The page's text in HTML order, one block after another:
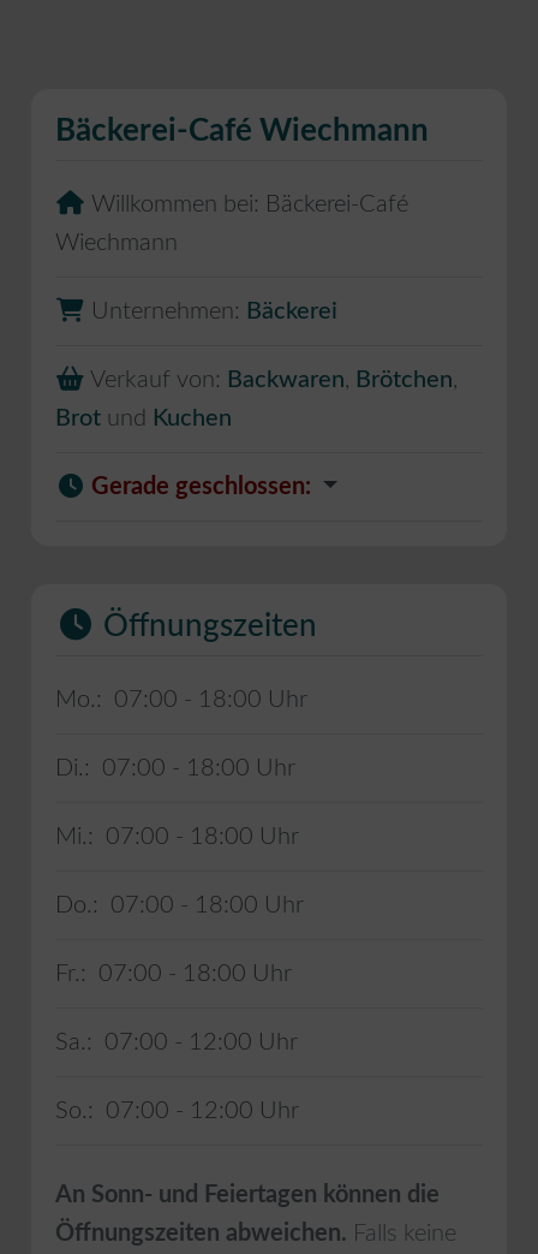
Bäckerei-Café Wiechmann
Willkommen bei: Bäckerei-Café
Wiechmann
Unternehmen: Bäckerei
Verkauf von: Backwaren, Brötchen,
Brot und Kuchen
Gerade geschlossen:
Öffnungszeiten
Mo.: 07:00 - 18:00
Di.: 07:00 - 18:00
Mi.: 07:00 - 18:00
Do.: 07:00 - 18:00
Fr.: 07:00 - 18:00
Sa.: 07:00 - 12:00
So.: 07:00 - 12:00
An Sonn- und Feiertagen können die
Öffnungszeiten abweichen. Falls keine